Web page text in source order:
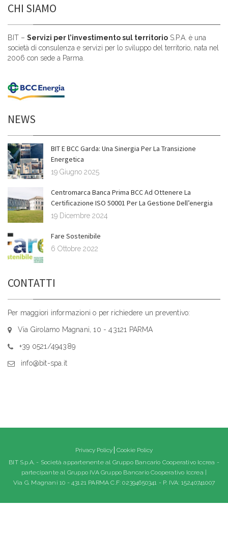
CHI SIAMO
BIT – Servizi per l’investimento sul territorio S.P.A. è una
società di consulenza e servizi per lo sviluppo del territorio, nata nel
2006 con sede a Parma.
NEWS
BIT E BCC Garda: Una Sinergia Per La Transizione
Energetica
19 Giugno 2025
Centromarca Banca Prima BCC Ad Ottenere La
Certificazione ISO 50001 Per La Gestione Dell’energia
19 Dicembre 2024
Fare Sostenibile
6 Ottobre 2022
CONTATTI
Per maggiori informazioni o per richiedere un preventivo:
Via Girolamo Magnani, 10 - 43121 PARMA
+39 0521/494389
info@bit-spa.it
Privacy Policy Cookie Policy
BIT S.p.A. - Società appartenente al Gruppo Bancario Cooperativo Iccrea -
partecipante al Gruppo IVA Gruppo Bancario Cooperativo Iccrea |
Via G. Magnani 10 - 43121 PARMA C.F: 02394650341 - P. IVA: 15240741007